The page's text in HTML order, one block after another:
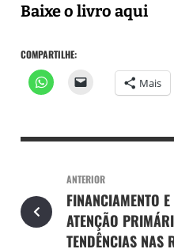
Baixe o livro aqui
COMPARTILHE:
Mais
ANTERIOR
FINANCIAMENTO
ATENÇÃO
TENDÊNCIAS NAS